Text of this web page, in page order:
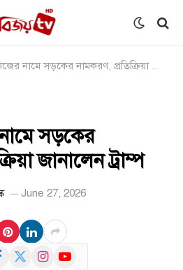
নামে সড়কের নামকরণ, প্রতিক্রিয়া জানালেন ট্রাম্প
সড়কের
জানালেন ট্রাম্প
June 27, 2026
InstagramYouTube